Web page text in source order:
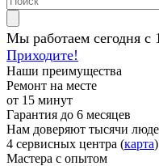
Мы работаем сегодня с
Приходите!
Наши преимущества
Ремонт на месте
от 15 минут
Гарантия до 6 месяцев
Нам доверяют тысячи
4 сервисных центра (карта)
Мастера с опытом